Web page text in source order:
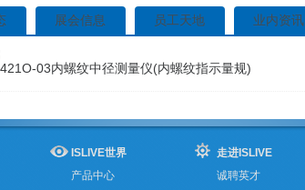
展会信息 员工天地 业内资讯
ISLIVE世界
产品中心
走进ISLIVE
诚聘英才